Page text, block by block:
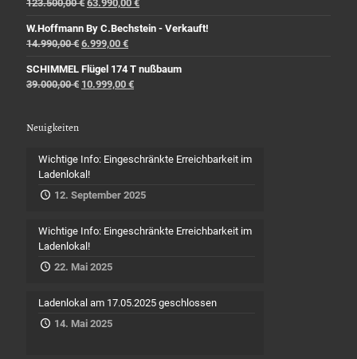
123.500,00€ 63.990,00 €
W.Hoffmann By C.Bechstein - Verkauft!
14.990,00€ 6.999,00 €
SCHIMMEL Flügel 174 T nußbaum
39.000,00€ 10.999,00 €
Neuigkeiten
Wichtige Info: Eingeschränkte Erreichbarkeit im
Ladenlokal!
12. September 2025
Wichtige Info: Eingeschränkte Erreichbarkeit im
Ladenlokal!
22. Mai 2025
Ladenlokal am 17.05.2025 geschlossen
14. Mai 2025